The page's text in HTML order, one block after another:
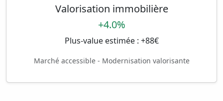
Valorisation immobilière
+4.0%
Plus-value estimée : +88€
Marché accessible - Modernisation valorisante